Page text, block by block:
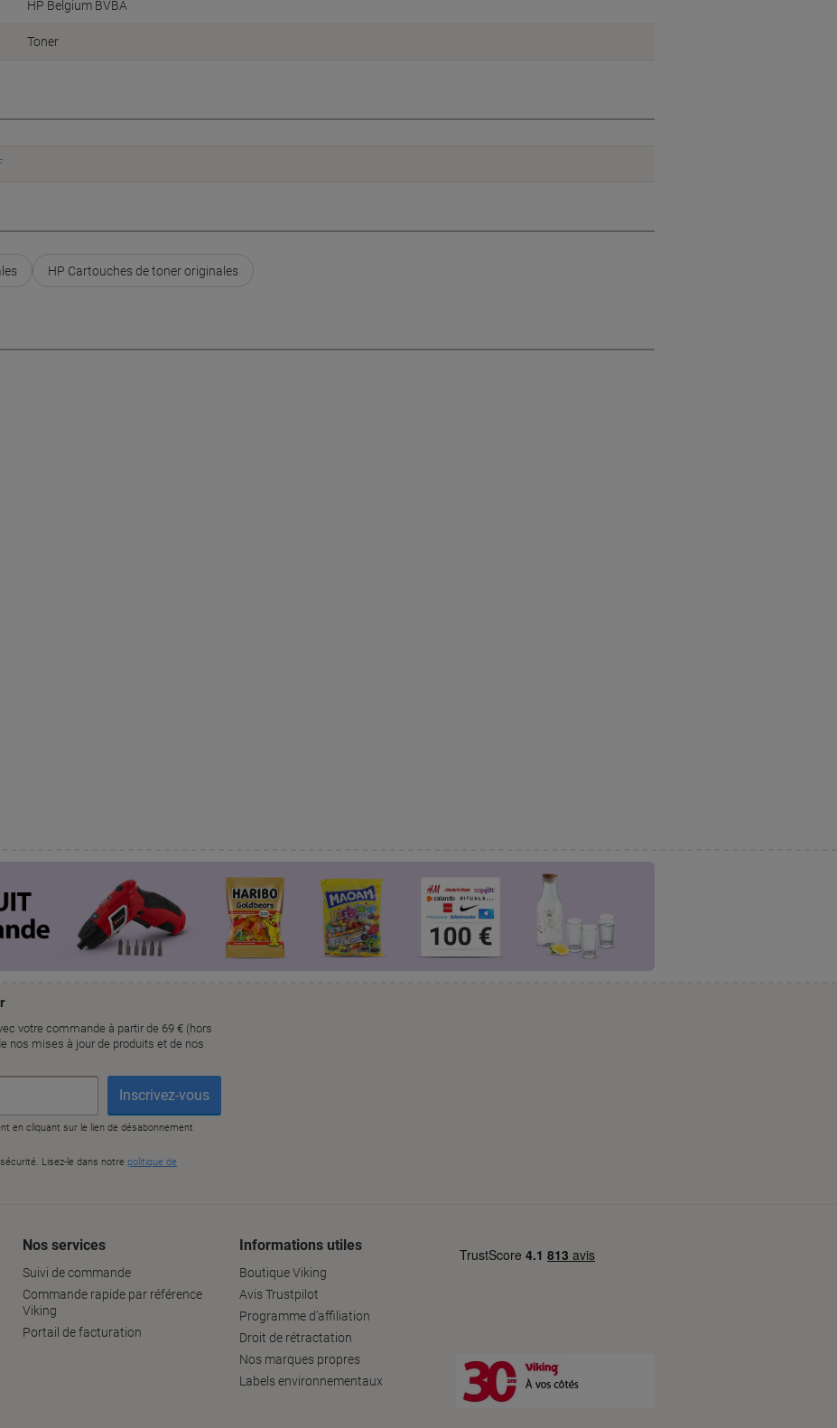
HP Belgium BVBA
Toner
HP Cartouches de toner originales
Nos services
Suivi de commande
Commande rapide par référence
Viking
Portail de facturation
Informations utiles
Boutique Viking
Avis Trustpilot
Programme d'affiliation
Droit de rétractation
Nos marques propres
Labels environnementaux